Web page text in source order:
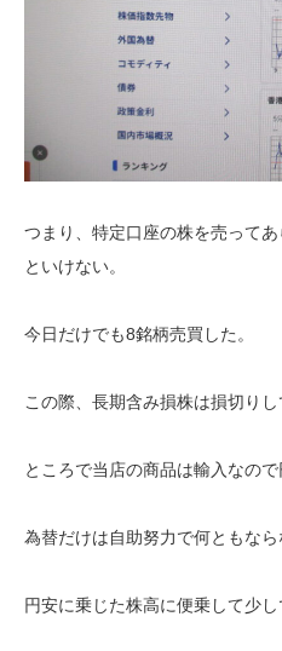
つまり、特定口座の株を売って
といけない。
今日だけでも8銘柄売買した。
この際、長期含み損株は損切り
ところで当店の商品は輸入なので
為替だけは自助努力で何ともなら
円安に乗じた株高に便乗して少し